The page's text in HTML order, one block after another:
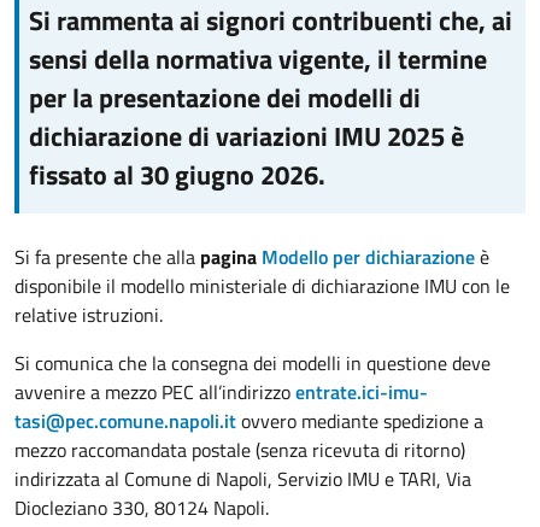
Si rammenta ai signori contribuenti che, ai
sensi della normativa vigente, il termine
per la presentazione dei modelli di
dichiarazione di variazioni IMU 2025 è
fissato al 30 giugno 2026.
Si fa presente che alla pagina Modello per dichiarazioneè
disponibile il modello ministeriale di dichiarazione IMU con le
relative istruzioni.
Si comunica che la consegna dei modelli in questione deve
avvenire a mezzo PEC all’indirizzoentrate.ici-imu-
tasi@pec.comune.napoli.itovvero mediante spedizione a
mezzo raccomandata postale (senza ricevuta di ritorno)
indirizzata al Comune di Napoli, Servizio IMU e TARI, Via
Diocleziano 330, 80124 Napoli.